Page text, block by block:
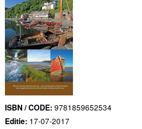
ISBN / CODE: 9781859652534
Editie: 17-07-2017